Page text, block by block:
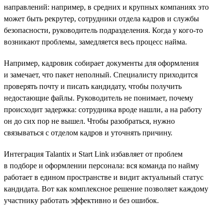
направлений: например, в средних и крупных компаниях это
может быть рекрутер, сотрудники отдела кадров и службы
безопасности, руководитель подразделения. Когда у кого-то
возникают проблемы, замедляется весь процесс найма.
Например, кадровик собирает документы для оформления
и замечает, что пакет неполный. Специалисту приходится
проверять почту и писать кандидату, чтобы получить
недостающие файлы. Руководитель не понимает, почему
происходит задержка: сотрудника вроде нашли, а на работу
он до сих пор не вышел. Чтобы разобраться, нужно
связываться с отделом кадров и уточнять причину.
Интеграция Talantix и Start Link избавляет от проблем
в подборе и оформлении персонала: вся команда по найму
работает в едином пространстве и видит актуальный статус
кандидата. Вот как комплексное решение позволяет каждому
участнику работать эффективно и без ошибок.